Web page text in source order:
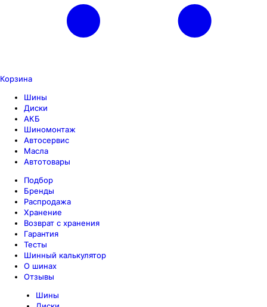
Корзина
Шины
Диски
АКБ
Шиномонтаж
Автосервис
Масла
Автотовары
Подбор
Бренды
Распродажа
Хранение
Возврат с хранения
Гарантия
Тесты
Шинный калькулятор
О шинах
Отзывы
Шины